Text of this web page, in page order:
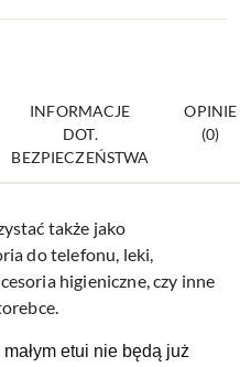
INFORMACJE
DOT.
BEZPIECZEŃSTWA
OPINIE
(0)
także jako
do telefonu, leki,
higieniczne, czy inne
etui nie będą już